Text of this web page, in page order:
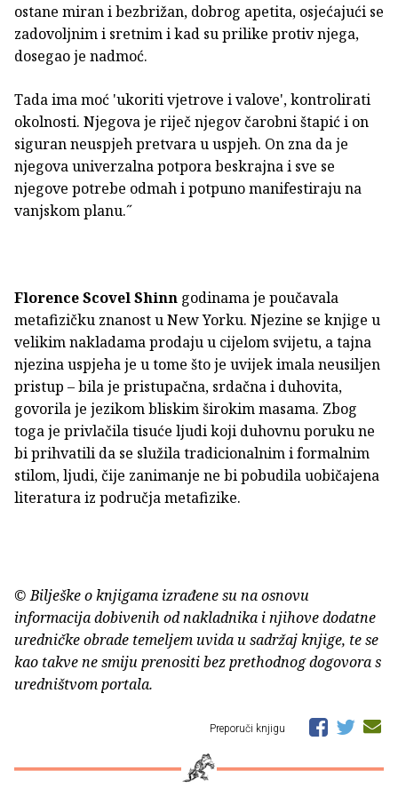
ostane miran i bezbrižan, dobrog apetita, osjećajući se
zadovoljnim i sretnim i kad su prilike protiv njega,
dosegao je nadmoć.
Tada ima moć 'ukoriti vjetrove i valove', kontrolirati
okolnosti. Njegova je riječ njegov čarobni štapić i on
siguran neuspjeh pretvara u uspjeh. On zna da je
njegova univerzalna potpora beskrajna i sve se
njegove potrebe odmah i potpuno manifestiraju na
vanjskom planu.˝
Florence Scovel Shinn godinama je poučavala
metafizičku znanost u New Yorku. Njezine se knjige u
velikim nakladama prodaju u cijelom svijetu, a tajna
njezina uspjeha je u tome što je uvijek imala neusiljen
pristup – bila je pristupačna, srdačna i duhovita,
govorila je jezikom bliskim širokim masama. Zbog
toga je privlačila tisuće ljudi koji duhovnu poruku ne
bi prihvatili da se služila tradicionalnim i formalnim
stilom, ljudi, čije zanimanje ne bi pobudila uobičajena
literatura iz područja metafizike.
© Bilješke o knjigama izrađene su na osnovu
informacija dobivenih od nakladnika i njihove dodatne
uredničke obrade temeljem uvida u sadržaj knjige, te se
kao takve ne smiju prenositi bez prethodnog dogovora s
uredništvom portala.
Preporuči knjigu